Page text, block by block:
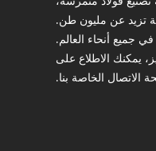
تزيد عن مليون طن.
جميع أنحاء العالم.
يمكنك الاطلاع على
الخاصة بنا.